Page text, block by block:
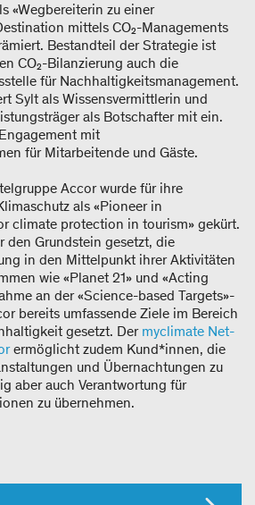
«Wegbereiterin zu einer
mittels CO₂-Managements
Bestandteil der Strategie ist
CO₂-Bilanzierung auch die
für Nachhaltigkeitsmanagement.
Sylt als Wissensvermittlerin und
als Botschafter mit ein.
mit
für Mitarbeitende und Gäste.
Accor wurde für ihre
als «Pioneer in
climate protection in tourism» gekürt.
den Grundstein gesetzt, die
in den Mittelpunkt ihrer Aktivitäten
wie «Planet 21» und «Acting
an der «Science-based Targets»-
bereits umfassende Ziele im Bereich
gesetzt. Der myclimate Net-
ermöglicht zudem Kund*innen, die
und Übernachtungen zu
aber auch Verantwortung für
zu übernehmen.